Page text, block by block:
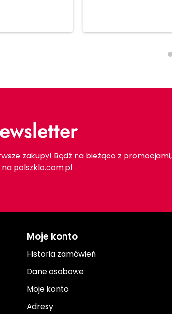
zakupy! Bądź na bieżąco z promocjami,
polszklo.com.pl
Moje konto
Historia zamówień
Dane osobowe
Moje konto
Adresy